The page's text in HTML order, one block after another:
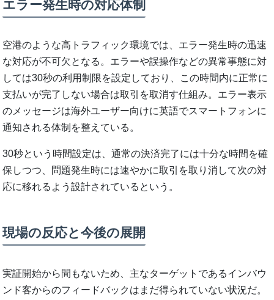
エラー発生時の対応体制
空港のような高トラフィック環境では、エラー発生時の迅速
な対応が不可欠となる。エラーや誤操作などの異常事態に対
しては30秒の利用制限を設定しており、この時間内に正常に
支払いが完了しない場合は取引を取消す仕組み。エラー表示
のメッセージは海外ユーザー向けに英語でスマートフォンに
通知される体制を整えている。
30秒という時間設定は、通常の決済完了には十分な時間を確
保しつつ、問題発生時には速やかに取引を取り消して次の対
応に移れるよう設計されているという。
現場の反応と今後の展開
実証開始から間もないため、主なターゲットであるインバウ
ンド客からのフィードバックはまだ得られていない状況だ。